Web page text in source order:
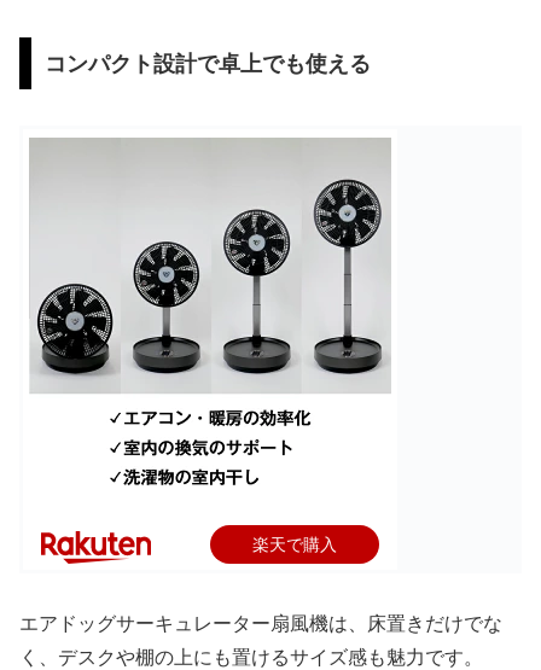
コンパクト設計で卓上でも使える
楽天で購入
エアドッグサーキュレーター扇風機は、床置きだけでな
く、デスクや棚の上にも置けるサイズ感も魅力です。